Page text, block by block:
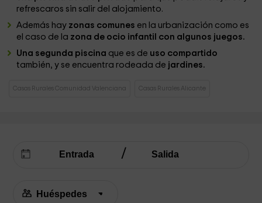
refrescaros sin salir del alojamiento.
Además hay zonas comunes en la urbanización como es
el caso de la zona de ocio infantil con algunos juegos.
Una segunda piscina que es de uso compartido
también, y se encuentra rodeada de jardines.
Casas Rurales Comunidad Valenciana Casas Rurales Alicante